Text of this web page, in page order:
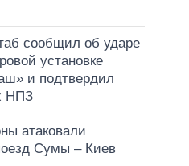
сообщил об ударе
установке
и подтвердил
НПЗ
атаковали
Сумы – Киев